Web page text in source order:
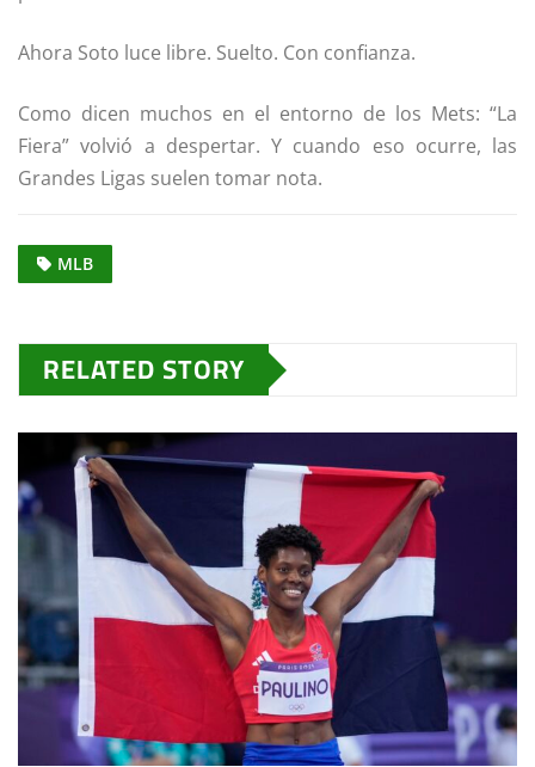
Ahora Soto luce libre. Suelto. Con confianza.
Como dicen muchos en el entorno de los Mets: “La
Fiera” volvió a despertar. Y cuando eso ocurre, las
Grandes Ligas suelen tomar nota.
MLB
RELATED STORY